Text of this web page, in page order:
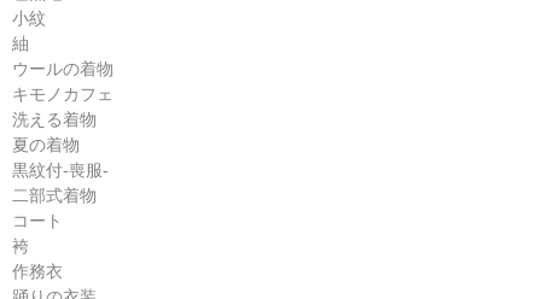
小紋
紬
ウールの着物
キモノカフェ
洗える着物
夏の着物
黒紋付-喪服-
二部式着物
コート
袴
作務衣